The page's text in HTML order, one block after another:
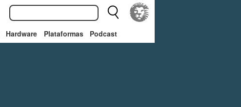
Hardware Plataformas Podcast